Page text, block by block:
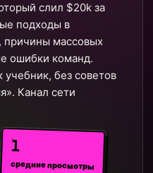
слил $20k за
подходы в
причины массовых
ошибки команд.
учебник, без советов
Канал сети
1
средние просмотры